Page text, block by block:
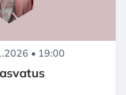
• 19:00